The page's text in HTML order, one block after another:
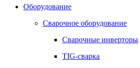
Оборудование
Сварочное оборудование
Сварочные инверторы
TIG-сварка